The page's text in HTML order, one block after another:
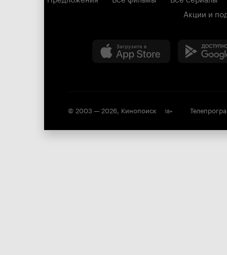
Акции и
© 2003 — 2026, Кинопоиск 18+